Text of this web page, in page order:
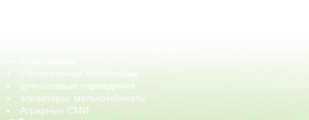
строительные материалы
финансовые учреждения
элеваторы, мелькомбинаты
Аграрные СМИ